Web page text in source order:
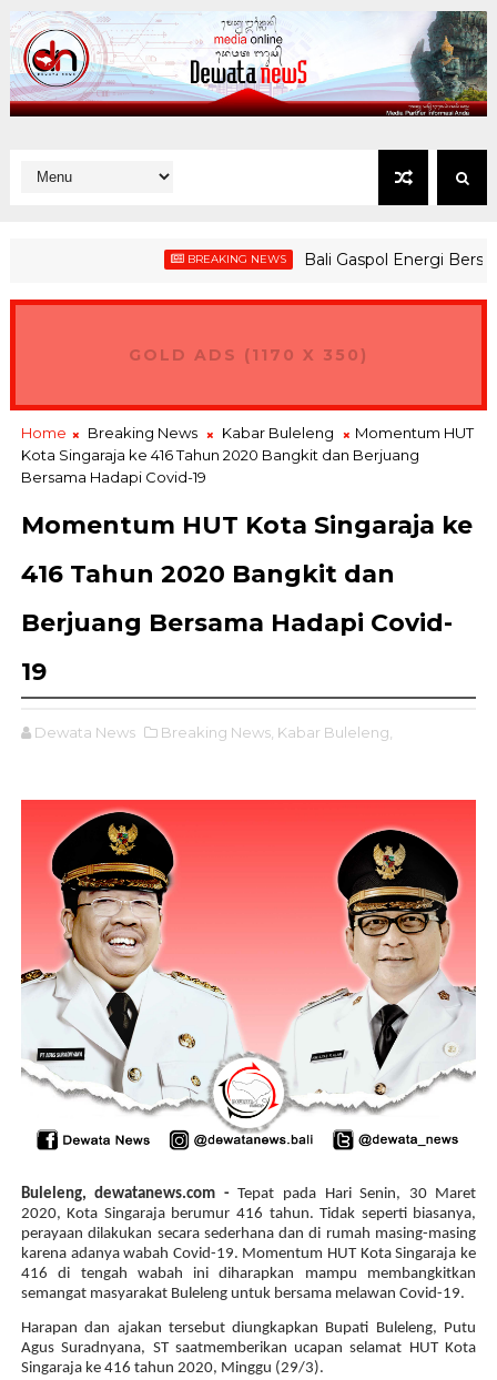
BREAKING NEWS Bali Gaspol Energi Bersih: 5
GOLD ADS (1170 X 350)
Home Breaking News Kabar Buleleng
Momentum HUT
Kota Singaraja ke 416 Tahun 2020 Bangkit dan Berjuang
Bersama Hadapi Covid-19
Momentum HUT Kota Singaraja ke
416 Tahun 2020 Bangkit dan
Berjuang Bersama Hadapi Covid-
19
Dewata News Breaking News, Kabar Buleleng,
Buleleng, dewatanews.com -Tepat pada Hari Senin, 30 Maret
2020, Kota Singaraja berumur 416 tahun. Tidak seperti biasanya,
perayaan dilakukan secara sederhana dan di rumah masing-masing
karena adanya wabah Covid-19. Momentum HUT Kota Singaraja ke
416 di tengah wabah ini diharapkan mampu membangkitkan
semangat masyarakat Buleleng untuk bersama melawan Covid-19.
Harapan dan ajakan tersebut diungkapkan Bupati Buleleng, Putu
Agus Suradnyana, ST saatmemberikan ucapan selamat HUT Kota
Singaraja ke 416 tahun 2020, Minggu (29/3).